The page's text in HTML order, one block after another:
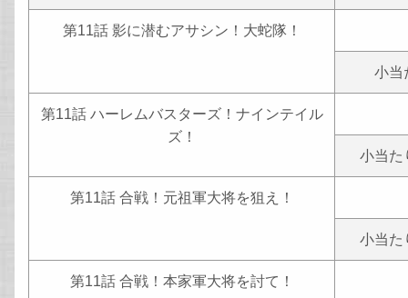
第11話 影に潜むアサシン！大蛇隊！
小当
第11話 ハーレムバスターズ！ナインテイル
ズ！
小当た
第11話 合戦！元祖軍大将を狙え！
小当た
第11話 合戦！本家軍大将を討て！